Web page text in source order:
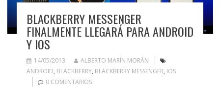
BLACKBERRY MESSENGER
FINALMENTE LLEGARÁ PARA ANDROID
Y IOS
14/05/2013
ALBERTO MARÍN MORÁN
ANDROID, BLACKBERRY, BLACKBERRY MESSENGER, IOS
0 COMENTARIOS